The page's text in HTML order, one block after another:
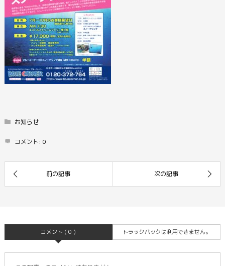
お知らせ
コメント: 0
コメント ( 0 ) トラックバックは利用できません。